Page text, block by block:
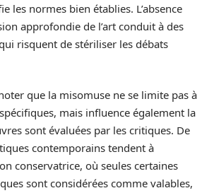
les normes bien établies. L’absence
approfondie de l’art conduit à des
risquent de stériliser les débats
que la misomuse ne se limite pas à
mais influence également la
sont évaluées par les critiques. De
contemporains tendent à
conservatrice, où seules certaines
sont considérées comme valables,